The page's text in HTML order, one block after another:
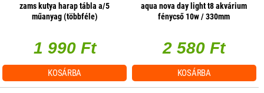
zams kutya harap tábla a/5
műanyag (többféle)
1 990 Ft
KOSÁRBA
aqua nova day light t8 akvárium
fénycső 10w / 330mm
2 580 Ft
KOSÁRBA